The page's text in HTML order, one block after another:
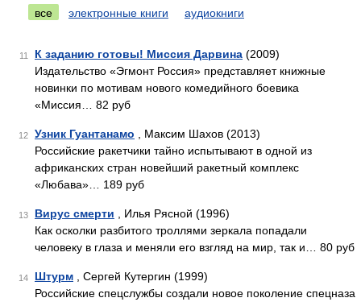
все
электронные книги аудиокниги
11 К заданию готовы! Миссия Дарвина (2009)
Издательство «Эгмонт Россия» представляет книжные
новинки по мотивам нового комедийного боевика
«Миссия… 82 руб
12 Узник Гуантанамо , Максим Шахов (2013)
Российские ракетчики тайно испытывают в одной из
африканских стран новейший ракетный комплекс
«Любава»… 189 руб
13 Вирус смерти , Илья Рясной (1996)
Как осколки разбитого троллями зеркала попадали
человеку в глаза и меняли его взгляд на мир, так и… 80 руб
14 Штурм , Сергей Кутергин (1999)
Российские спецслужбы создали новое поколение спецназа